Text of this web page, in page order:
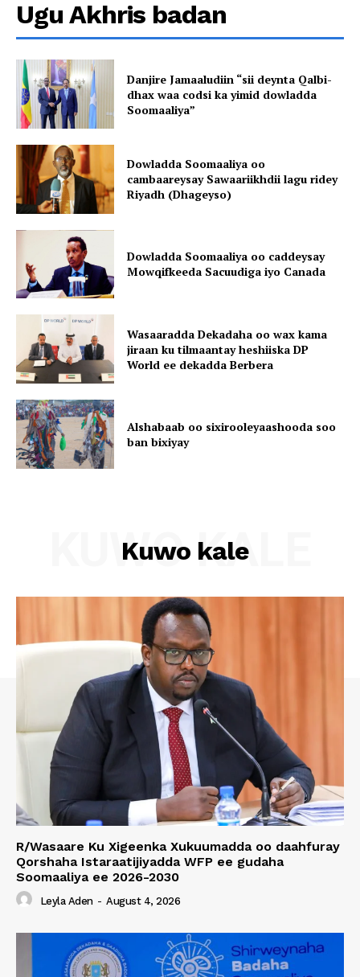
Ugu Akhris badan
Danjire Jamaaludiin “sii deynta Qalbi-
dhax waa codsi ka yimid dowladda
Soomaaliya”
Dowladda Soomaaliya oo
cambaareysay Sawaariikhdii lagu ridey
Riyadh (Dhageyso)
Dowladda Soomaaliya oo caddeysay
Mowqifkeeda Sacuudiga iyo Canada
Wasaaradda Dekadaha oo wax kama
jiraan ku tilmaantay heshiiska DP
World ee dekadda Berbera
Alshabaab oo sixirooleyaashooda soo
ban bixiyay
Kuwo kale
KUWO KALE
R/Wasaare Ku Xigeenka Xukuumadda oo daahfuray
Qorshaha Istaraatijiyadda WFP ee gudaha
Soomaaliya ee 2026-2030
Leyla Aden - August 4, 2026